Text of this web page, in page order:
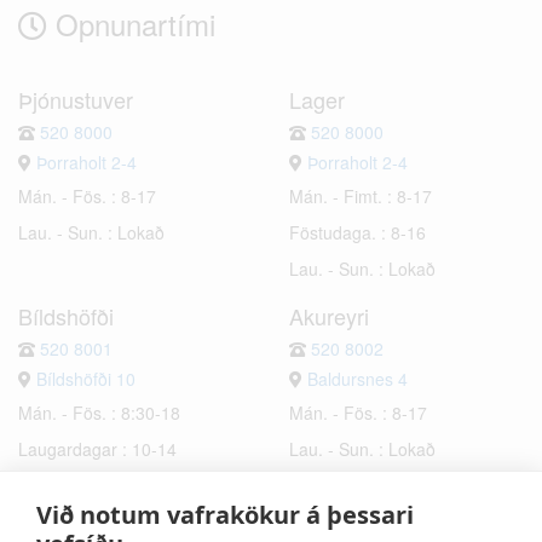
Við notum vafrakökur á þessari
Opnunartími
Þjónustuver
520 8000
Þorraholt 2-4
Mán. - Fös. : 8-17
Lau. - Sun. : Lokað
Lager
520 8000
Þorraholt 2-4
Mán. - Fimt. : 8-17
Föstudaga. : 8-16
Lau. - Sun. : Lokað
Bíldshöfði
520 8001
Bíldshöfði 10
Mán. - Fös. : 8:30-18
Laugardagar : 10-14
Akureyri
520 8002
Baldursnes 4
Mán. - Fös. : 8-17
Lau. - Sun. : Lokað
Hafnarfjörður Selfoss